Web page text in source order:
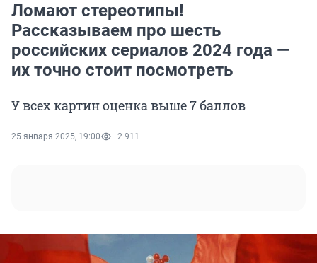
Ломают стереотипы!
Рассказываем про шесть
российских сериалов 2024 года —
их точно стоит посмотреть
У всех картин оценка выше 7 баллов
25 января 2025, 19:00 2 911